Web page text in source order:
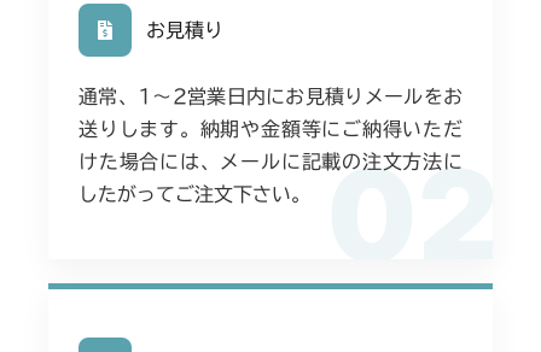
02
お見積り
通常、1〜2営業日内にお見積りメールをお
送りします。納期や金額等にご納得いただ
けた場合には、メールに記載の注文方法に
したがってご注文下さい。